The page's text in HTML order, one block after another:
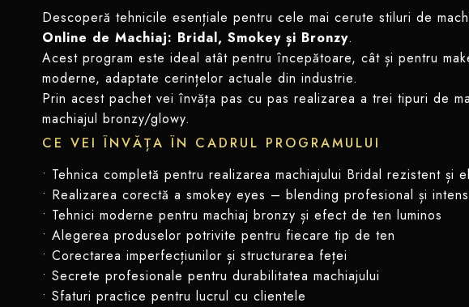
Descoperă tehnicile esențiale pentru cele mai cerute stiluri de
Online de Machiaj: Bridal, Smokey și Bronzy.
Acest program este ideal atât pentru începătoare, cât și pentru
moderne, adaptate cerințelor actuale din industrie.
Prin acest pachet vei învăța pas cu pas realizarea a trei tipuri de
machiajul bronzy/glowy.
CE VEI ÎNVĂȚA ÎN CADRUL PROGRAMULUI
• Tehnica completă pentru realizarea machiajului Bridal rezistent și
• Realizarea corectă a smokey eyes – blending profesional și
• Tehnici moderne pentru machiaj bronzy și efect de ten luminos
• Alegerea produselor potrivite pentru fiecare tip de ten
• Corectarea imperfecțiunilor și structurarea feței
• Secrete profesionale pentru durabilitatea machiajului
• Sfaturi practice pentru lucrul cu clientele